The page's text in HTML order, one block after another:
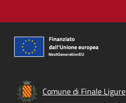
Comune di Finale Ligure